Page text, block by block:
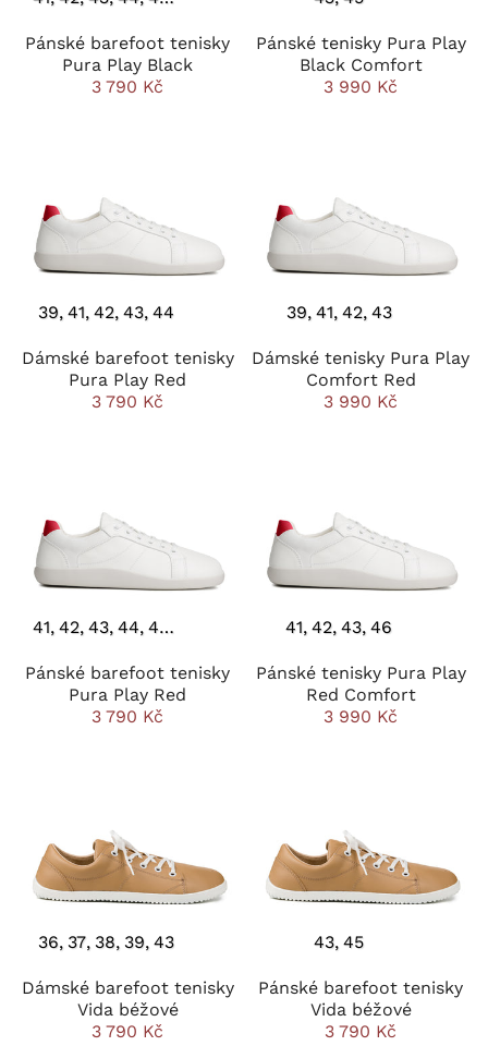
Pánské barefoot tenisky
Pura Play Black
3 790 Kč
Pánské tenisky Pura Play
Black Comfort
3 990 Kč
39 41 42 43 44
Dámské barefoot tenisky
Pura Play Red
3 790 Kč
39 41 42 43
Dámské tenisky Pura Play
Comfort Red
3 990 Kč
41 42 43 44 45
Pánské barefoot tenisky
Pura Play Red
3 790 Kč
41 42 43 46
Pánské tenisky Pura Play
Red Comfort
3 990 Kč
36 37 38 39 43
Dámské barefoot tenisky
Vida béžové
3 790 Kč
43 45
Pánské barefoot tenisky
Vida béžové
3 790 Kč